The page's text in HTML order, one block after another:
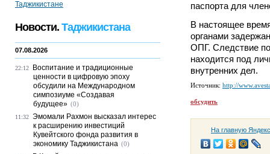
паспорта для
В настоящее
органами
ОПГ. Следствие
находится под
внутренних дел.
Источник: http://
обсудить
На главную
Новости. Таджикистана
07.08.2026
22:12
Воспитание и традиционные
ценности в цифровую эпоху
обсудили на Международном
симпозиуме «Создавая
будущее» (0)
11:32 Эмомали Рахмон высказал интерес
к расширению инвестиций
Кувейтского фонда развития в
экономику Таджикистана (0)